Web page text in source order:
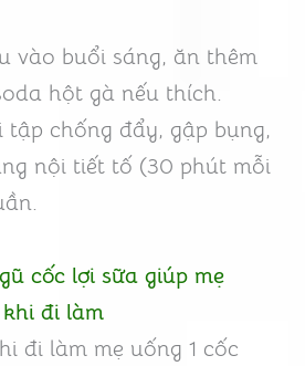
vào buổi sáng, ăn thêm
hột gà nếu thích.
chống đẩy, gập bụng,
nội tiết tố (30 phút mỗi
cốc lợi sữa giúp mẹ
đi làm
đi làm mẹ uống 1 cốc